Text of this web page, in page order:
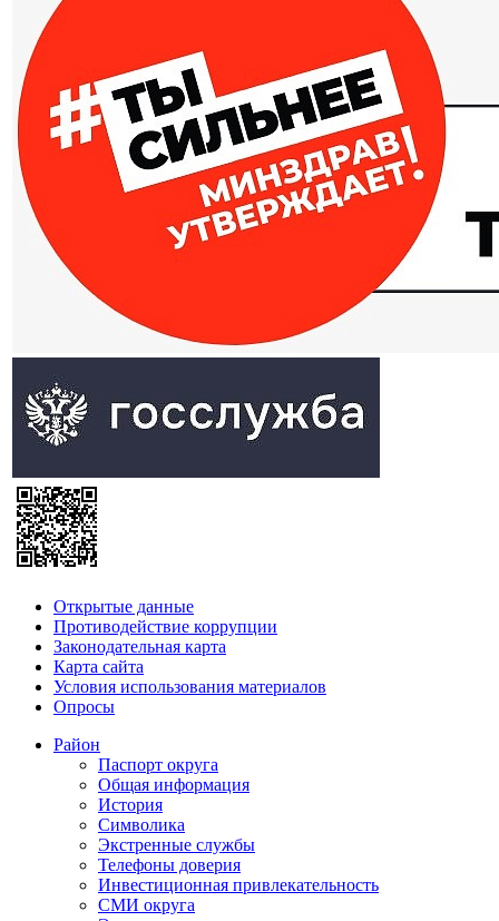
Открытые данные
Противодействие коррупции
Законодательная карта
Карта сайта
Условия использования материалов
Опросы
Район
Паспорт округа
Общая информация
История
Символика
Экстренные службы
Телефоны доверия
Инвестиционная привлекательность
СМИ округа